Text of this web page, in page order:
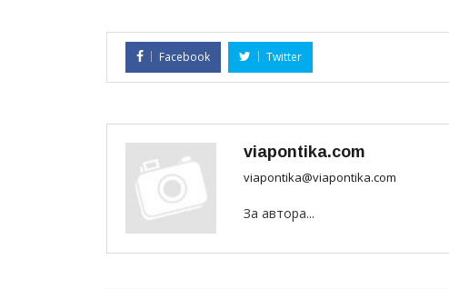
Facebook Twitter
viapontika.com
viapontika@viapontika.com
За автора...